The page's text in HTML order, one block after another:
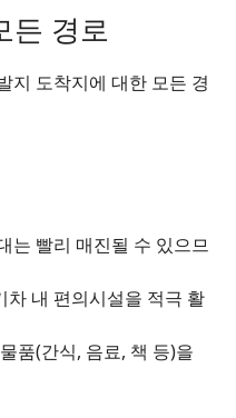
든 경로
지 도착지에 대한 모든 경
는 빨리 매진될 수 있으므
차 내 편의시설을 적극 활
품(간식, 음료, 책 등)을